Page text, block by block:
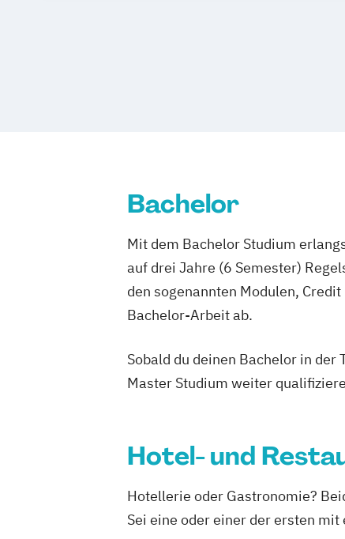
Bachelor
Mit dem Bachelor Studium
auf drei Jahre (6 Semester)
den sogenannten Modulen,
Bachelor-Arbeit ab.
Sobald du deinen Bachelor in
Master Studium weiter
Hotel- und
Hotellerie oder Gastronomie?
Sei eine oder einer der ersten